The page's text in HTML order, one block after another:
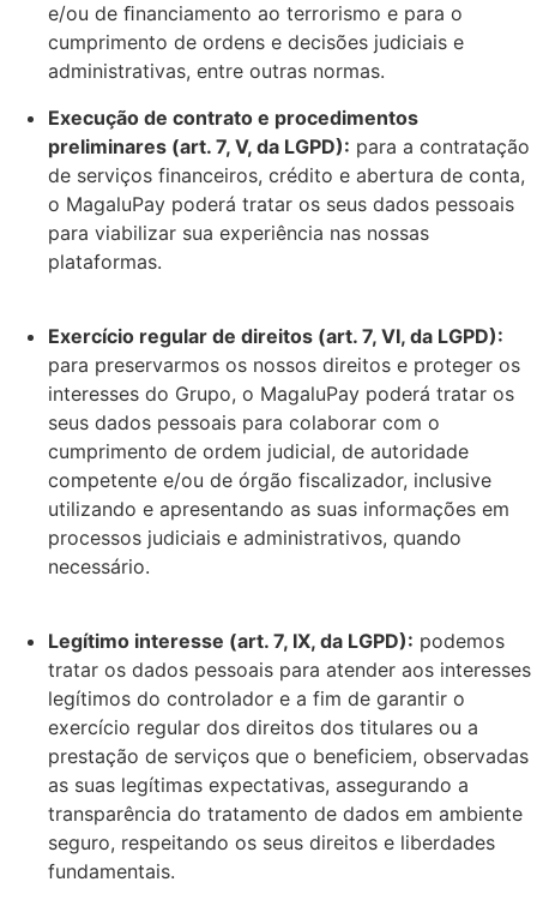
e/ou de ﬁnanciamento ao terrorismo e para o
cumprimento de ordens e decisões judiciais e
administrativas, entre outras normas.
Execução de contrato e procedimentos
preliminares (art. 7, V, da LGPD): para a contratação
de serviços financeiros, crédito e abertura de conta,
o MagaluPay poderá tratar os seus dados pessoais
para viabilizar sua experiência nas nossas
plataformas.
Exercício regular de direitos (art. 7, VI, da LGPD):
para preservarmos os nossos direitos e proteger os
interesses do Grupo, o MagaluPay poderá tratar os
seus dados pessoais para colaborar com o
cumprimento de ordem judicial, de autoridade
competente e/ou de órgão fiscalizador, inclusive
utilizando e apresentando as suas informações em
processos judiciais e administrativos, quando
necessário.
Legítimo interesse (art. 7, IX, da LGPD): podemos
tratar os dados pessoais para atender aos interesses
legítimos do controlador e a fim de garantir o
exercício regular dos direitos dos titulares ou a
prestação de serviços que o beneficiem, observadas
as suas legítimas expectativas, assegurando a
transparência do tratamento de dados em ambiente
seguro, respeitando os seus direitos e liberdades
fundamentais.